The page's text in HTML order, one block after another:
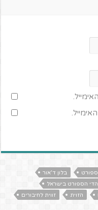
ספורט
בלון ד'אור
הספורט בישראל
הזוית
זווית לחיבורים